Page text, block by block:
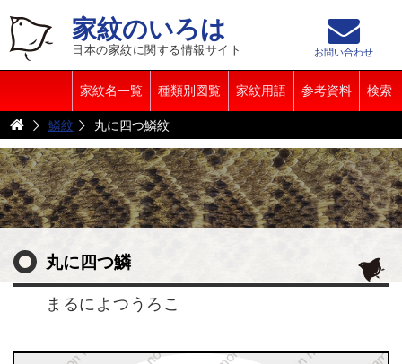
家紋のいろは
日本の家紋に関する情報サイト
家紋名一覧 種類別図覧 家紋用語 参考資料 検索
お問い合わせ
鱗紋 丸に四つ鱗紋
丸に四つ鱗
まるによつうろこ